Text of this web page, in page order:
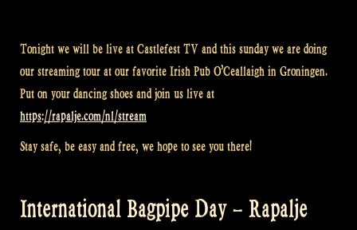
Tonight we will be live at Castlefest TV and this sunday we are doing
our streaming tour at our favorite Irish Pub O’Ceallaigh in Groningen.
Put on your dancing shoes and join us live at
https://rapalje.com/nl/stream
Stay safe, be easy and free, we hope to see you there!
International Bagpipe Day – Rapalje